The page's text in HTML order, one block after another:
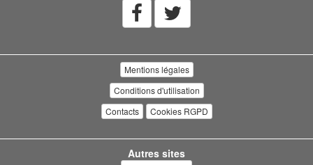
Mentions légales
Conditions d'utilisation
Contacts
Cookies RGPD
Autres sites